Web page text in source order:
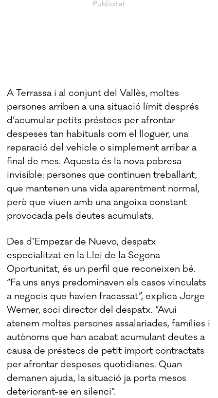
A Terrassa i al conjunt del Vallès, moltes
persones arriben a una situació límit després
d’acumular petits préstecs per afrontar
despeses tan habituals com el lloguer, una
reparació del vehicle o simplement arribar a
final de mes. Aquesta és la nova pobresa
invisible: persones que continuen treballant,
que mantenen una vida aparentment normal,
però que viuen amb una angoixa constant
provocada pels deutes acumulats.
Des d’Empezar de Nuevo, despatx
especialitzat en la Llei de la Segona
Oportunitat, és un perfil que reconeixen bé.
“Fa uns anys predominaven els casos vinculats
a negocis que havien fracassat”, explica Jorge
Werner, soci director del despatx. “Avui
atenem moltes persones assalariades, famílies i
autònoms que han acabat acumulant deutes a
causa de préstecs de petit import contractats
per afrontar despeses quotidianes. Quan
demanen ajuda, la situació ja porta mesos
deteriorant-se en silenci”.